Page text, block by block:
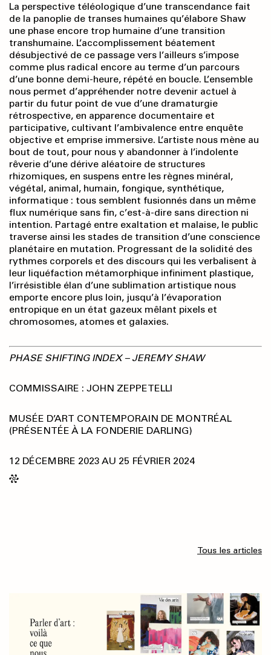
La perspective téléologique d’une transcendance fait
de la panoplie de transes humaines qu’élabore Shaw
une phase encore trop humaine d’une transition
transhumaine. L’accomplissement béatement
désubjectivé de ce passage vers l’ailleurs s’impose
comme plus radical encore au terme d’un parcours
d’une bonne demi-heure, répété en boucle. L’ensemble
nous permet d’appréhender notre devenir actuel à
partir du futur point de vue d’une dramaturgie
rétrospective, en apparence documentaire et
participative, cultivant l’ambivalence entre enquête
objective et emprise immersive. L’artiste nous mène au
bout de tout, pour nous y abandonner à l’indolente
rêverie d’une dérive aléatoire de structures
rhizomiques, en suspens entre les règnes minéral,
végétal, animal, humain, fongique, synthétique,
informatique : tous semblent fusionnés dans un même
flux numérique sans fin, c’est-à-dire sans direction ni
intention. Partagé entre exaltation et malaise, le public
traverse ainsi les stades de transition d’une conscience
planétaire en mutation. Progressant de la solidité des
rythmes corporels et des discours qui les verbalisent à
leur liquéfaction métamorphique infiniment plastique,
l’irrésistible élan d’une sublimation artistique nous
emporte encore plus loin, jusqu’à l’évaporation
entropique en un état gazeux mêlant pixels et
chromosomes, atomes et galaxies.
PHASE SHIFTING INDEX – JEREMY SHAW
COMMISSAIRE : JOHN ZEPPETELLI
MUSÉE D’ART CONTEMPORAIN DE MONTRÉAL
(PRÉSENTÉE À LA FONDERIE DARLING)
12 DÉCEMBRE 2023 AU 25 FÉVRIER 2024
Tous les articles